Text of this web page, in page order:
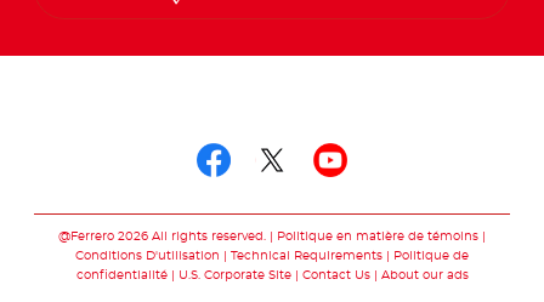
@Ferrero 2026 All rights reserved.
Politique en matière de témoins
Conditions D'utilisation
Technical Requirements
Politique de
confidentialité
U.S. Corporate Site Contact Us About our ads